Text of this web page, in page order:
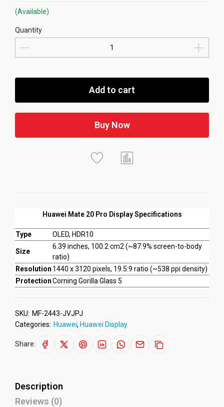
Huawei Mate 20 Pro Display Specifications
Type OLED, HDR10
Size
6.39 inches, 100.2 cm2 (~87.9% screen-to-body
ratio)
Resolution 1440 x 3120 pixels, 19.5:9 ratio (~538 ppi density)
ProtectionCorning Gorilla Glass 5
(Available)
Quantity
Add to cart
Buy Now
SKU: MF-2443-JVJPJ
Categories: Huawei, Huawei Display
Share:
Description
Reviews (0)